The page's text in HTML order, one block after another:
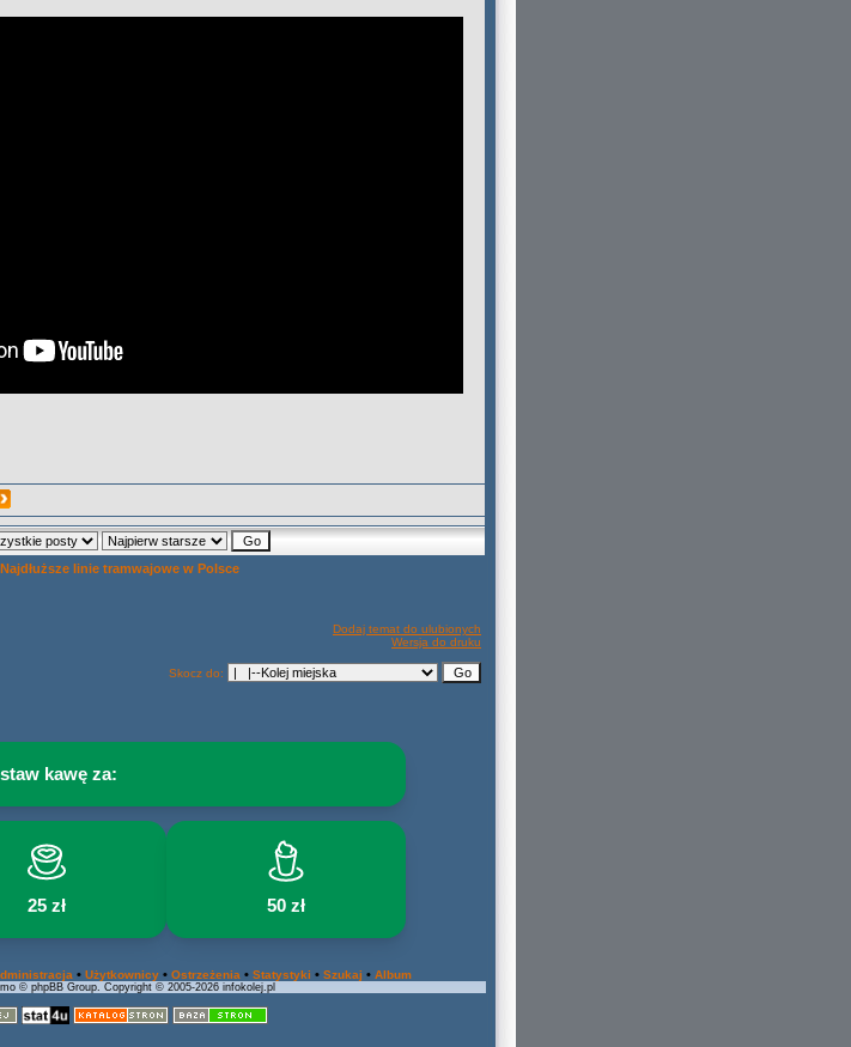
Najdłuższe linie tramwajowe w Polsce
Dodaj temat do ulubionych
Wersja do druku
Skocz do:
kawę za:
25 zł 50 zł
• Użytkownicy • Ostrzeżenia • Statystyki • Szukaj • Album
© phpBB Group. Copyright © 2005-2026 infokolej.pl